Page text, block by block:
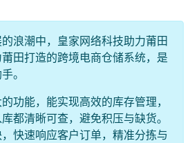
浪潮中，皇家网络科技助力莆田
田打造的跨境电商仓储系统，是
。
功能，能实现高效的库存管理，
都清晰可查，避免积压与缺货。
快速响应客户订单，精准分拣与